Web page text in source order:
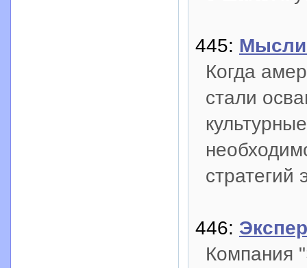
445: Мысли
Когда
стали
стратегий
446:
Компания